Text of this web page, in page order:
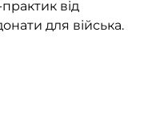
від
для війська.